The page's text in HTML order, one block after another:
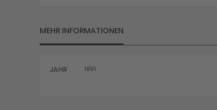
MEHR INFORMATIONEN
Mehr
Informationen
JAHR 1991